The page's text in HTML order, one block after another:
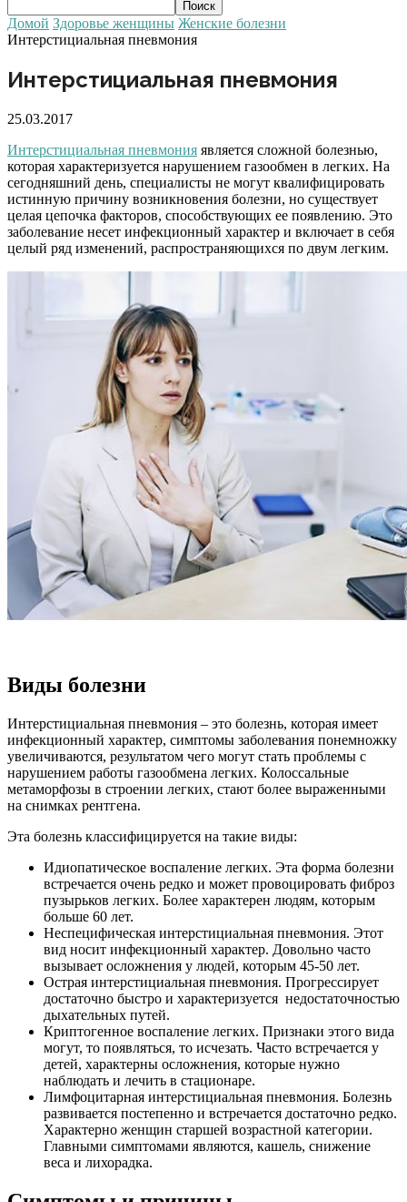
Домой Здоровье женщины Женские болезни
Интерстициальная пневмония
Интерстициальная пневмония
25.03.2017
Интерстициальная пневмония является сложной болезнью,
которая характеризуется нарушением газообмен в легких. На
сегодняшний день, специалисты не могут квалифицировать
истинную причину возникновения болезни, но существует
целая цепочка факторов, способствующих ее появлению. Это
заболевание несет инфекционный характер и включает в себя
целый ряд изменений, распространяющихся по двум легким.
Виды болезни
Интерстициальная пневмония – это болезнь, которая имеет
инфекционный характер, симптомы заболевания понемножку
увеличиваются, результатом чего могут стать проблемы с
нарушением работы газообмена легких. Колоссальные
метаморфозы в строении легких, стают более выраженными
на снимках рентгена.
Эта болезнь классифицируется на такие виды:
Идиопатическое воспаление легких. Эта форма болезни
встречается очень редко и может провоцировать фиброз
пузырьков легких. Более характерен людям, которым
больше 60 лет.
Неспецифическая интерстициальная пневмония. Этот
вид носит инфекционный характер. Довольно часто
вызывает осложнения у людей, которым 45-50 лет.
Острая интерстициальная пневмония. Прогрессирует
достаточно быстро и характеризуется недостаточностью
дыхательных путей.
Криптогенное воспаление легких. Признаки этого вида
могут, то появляться, то исчезать. Часто встречается у
детей, характерны осложнения, которые нужно
наблюдать и лечить в стационаре.
Лимфоцитарная интерстициальная пневмония. Болезнь
развивается постепенно и встречается достаточно редко.
Характерно женщин старшей возрастной категории.
Главными симптомами являются, кашель, снижение
веса и лихорадка.